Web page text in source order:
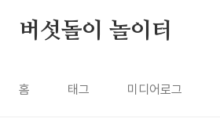
버섯돌이 놀이터
홈 태그 미디어로그